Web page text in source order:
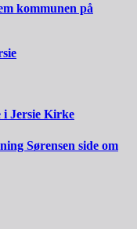
kommunen på
i Jersie Kirke
Sørensen side om